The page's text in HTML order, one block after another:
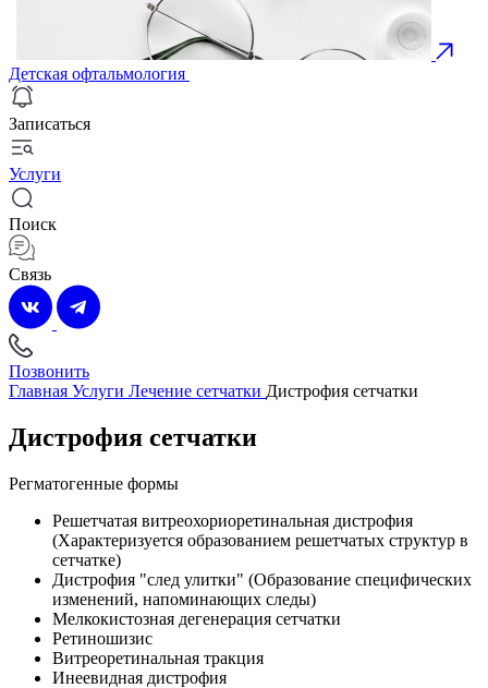
Детская офтальмология
Записаться
Услуги
Поиск
Связь
Позвонить
Главная Услуги Лечение сетчатки Дистрофия сетчатки
Дистрофия сетчатки
Регматогенные формы
Решетчатая витреохориоретинальная дистрофия
(Характеризуется образованием решетчатых структур в
сетчатке)
Дистрофия "след улитки" (Образование специфических
изменений, напоминающих следы)
Мелкокистозная дегенерация сетчатки
Ретиношизис
Витреоретинальная тракция
Инеевидная дистрофия